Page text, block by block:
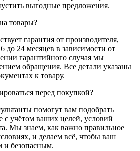
выгодные предложения.
товары?
гарантия от производителя,
до 24 месяцев в зависимости от
гарантийного случая мы
обращения. Все детали указаны
к товару.
перед покупкой?
помогут вам подобрать
с учётом ваших целей, условий
Мы знаем, как важно правильное
и делаем всё, чтобы ваш
безопасным.